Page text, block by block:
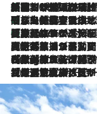
2026.8.6
「荷物が増えるほど旅ストレスは増す」美容ジャーナリストがたどり着いた最終結論。“化粧品を劇的に減らす”感動の凝縮美容とは
2026.8.6
「旅先には金髪ウィッグを持参」日本と同じメイクでは損してる!? 美容ジャーナリストが提案する“掟破りの旅美容”とは
2026.8.6
【厳選旅コスメ】「身軽さ＆UV対策重視！」ヘアアーティストshucoが選んだ夏旅ベストコスメを発表【Mサイズジップ】
2026.8.5
【厳選旅コスメ】国内をあちこち移動する河井菜摘が選んだ夏旅ベストコスメ発表！「リラックスアイテムはマスト」【Mサイズジップ】
2026.8.4
【厳選旅コスメ】「紫外線＆乾燥対策しながらメイク感も！」ヘア＆メイクGeorgeが選んだ夏旅ベストコスメを発表！【Mサイズジップ】
2026.8.3
【厳選旅コスメ】「保湿もタイパ重視！」“サウナ好き”タレント清水みさとが愛用する夏旅ベストコスメを発表！【Mサイズジップ】